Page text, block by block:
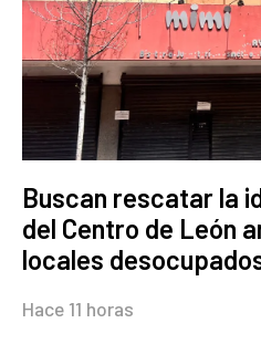
Buscan rescatar la
del Centro de León
locales
Hace 11 horas